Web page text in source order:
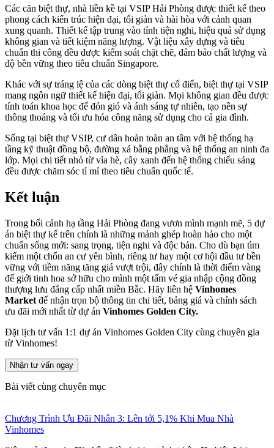
Các căn biệt thự, nhà liền kề tại VSIP Hải Phòng được thiết kế theo
phong cách kiến trúc hiện đại, tối giản và hài hòa với cảnh quan
xung quanh. Thiết kế tập trung vào tính tiện nghi, hiệu quả sử dụng
không gian và tiết kiệm năng lượng. Vật liệu xây dựng và tiêu
chuẩn thi công đều được kiểm soát chặt chẽ, đảm bảo chất lượng và
độ bền vững theo tiêu chuẩn Singapore.
Khác với sự tráng lệ của các dòng biệt thự cổ điển, biệt thự tại VSIP
mang ngôn ngữ thiết kế hiện đại, tối giản. Mọi không gian đều được
tính toán khoa học để đón gió và ánh sáng tự nhiên, tạo nên sự
thông thoáng và tối ưu hóa công năng sử dụng cho cả gia đình.
Sống tại biệt thự VSIP, cư dân hoàn toàn an tâm với hệ thống hạ
tầng kỹ thuật đồng bộ, đường xá bằng phẳng và hệ thống an ninh đa
lớp. Mọi chi tiết nhỏ từ vỉa hè, cây xanh đến hệ thống chiếu sáng
đều được chăm sóc tỉ mỉ theo tiêu chuẩn quốc tế.
Kết luận
Trong bối cảnh hạ tầng Hải Phòng đang vươn mình mạnh mẽ, 5 dự
án biệt thự kể trên chính là những mảnh ghép hoàn hảo cho một
chuẩn sống mới: sang trọng, tiện nghi và độc bản. Cho dù bạn tìm
kiếm một chốn an cư yên bình, riêng tư hay một cơ hội đầu tư bền
vững với tiềm năng tăng giá vượt trội, đây chính là thời điểm vàng
để giới tinh hoa sở hữu cho mình một tấm vé gia nhập cộng đồng
thượng lưu đẳng cấp nhất miền Bắc. Hãy liên hệ Vinhomes
Market để nhận trọn bộ thông tin chi tiết, bảng giá và chính sách
ưu đãi mới nhất từ dự án Vinhomes Golden City.
Đặt lịch tư vấn 1:1 dự án Vinhomes Golden City cùng chuyên gia
từ Vinhomes!
Nhận tư vấn ngay
Bài viết cùng chuyên mục
Chương Trình Ưu Đãi Nhân 3: Lên tới 5,1% Khi Mua Nhà
Vinhomes